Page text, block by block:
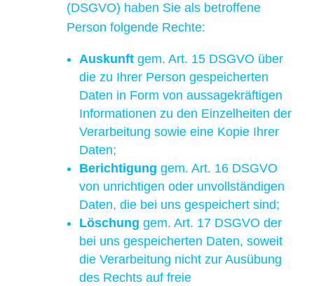
(DSGVO) haben Sie als betroffene
Person folgende Rechte:
Auskunftgem. Art. 15 DSGVO über
die zu Ihrer Person gespeicherten
Daten in Form von aussagekräftigen
Informationen zu den Einzelheiten der
Verarbeitung sowie eine Kopie Ihrer
Daten;
Berichtigung gem. Art. 16 DSGVO
von unrichtigen oder unvollständigen
Daten, die bei uns gespeichert sind;
Löschung gem. Art. 17 DSGVO der
bei uns gespeicherten Daten, soweit
die Verarbeitung nicht zur Ausübung
des Rechts auf freie